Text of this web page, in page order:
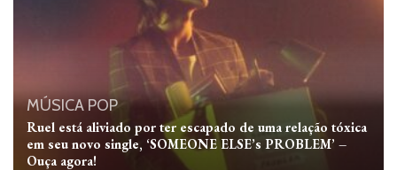
MÚSICAPOP
Ruel está aliviado por ter escapado de uma relação tóxica
em seu novo single, ‘SOMEONE ELSE’s PROBLEM’ –
Ouça agora!